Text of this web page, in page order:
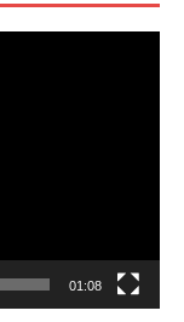
01:08